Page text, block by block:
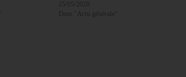
25/05/2020
Dans "Actu générale"